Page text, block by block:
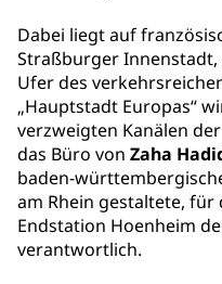
Dabei liegt auf
Straßburger
Ufer des
„Hauptstadt Europas“
verzweigten Kanälen
das Büro von Zaha
baden-
am Rhein gestaltete,
Endstation Hoenheim
verantwortlich.